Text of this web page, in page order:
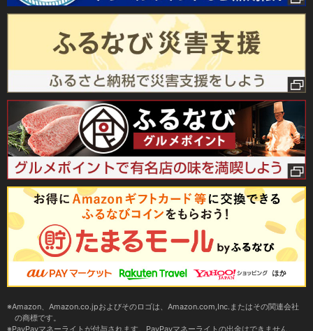
Amazon、Amazon.co.jpおよびそのロゴは、Amazon.com,Inc.またはその関連会社
の商標です。
PayPayマネーライトが付与されます。PayPayマネーライトの出金はできません。